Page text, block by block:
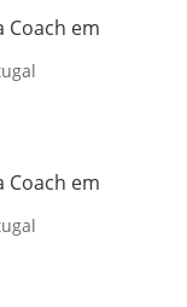
Coach em
Coach em